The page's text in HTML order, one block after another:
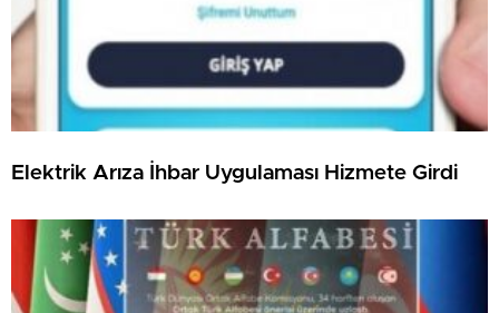
Elektrik Arıza İhbar Uygulaması Hizmete Girdi